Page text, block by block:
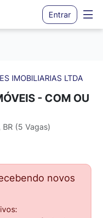
Entrar
IMOBILIARIAS LTDA
- COM OU
(5 Vagas)
novos